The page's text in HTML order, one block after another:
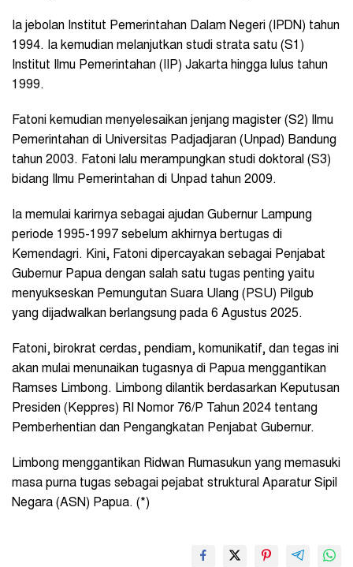
Ia jebolan Institut Pemerintahan Dalam Negeri (IPDN) tahun
1994. Ia kemudian melanjutkan studi strata satu (S1)
Institut Ilmu Pemerintahan (IIP) Jakarta hingga lulus tahun
1999.
Fatoni kemudian menyelesaikan jenjang magister (S2) Ilmu
Pemerintahan di Universitas Padjadjaran (Unpad) Bandung
tahun 2003. Fatoni lalu merampungkan studi doktoral (S3)
bidang Ilmu Pemerintahan di Unpad tahun 2009.
Ia memulai karirnya sebagai ajudan Gubernur Lampung
periode 1995-1997 sebelum akhirnya bertugas di
Kemendagri. Kini, Fatoni dipercayakan sebagai Penjabat
Gubernur Papua dengan salah satu tugas penting yaitu
menyukseskan Pemungutan Suara Ulang (PSU) Pilgub
yang dijadwalkan berlangsung pada 6 Agustus 2025.
Fatoni, birokrat cerdas, pendiam, komunikatif, dan tegas ini
akan mulai menunaikan tugasnya di Papua menggantikan
Ramses Limbong. Limbong dilantik berdasarkan Keputusan
Presiden (Keppres) RI Nomor 76/P Tahun 2024 tentang
Pemberhentian dan Pengangkatan Penjabat Gubernur.
Limbong menggantikan Ridwan Rumasukun yang memasuki
masa purna tugas sebagai pejabat struktural Aparatur Sipil
Negara (ASN) Papua. (*)